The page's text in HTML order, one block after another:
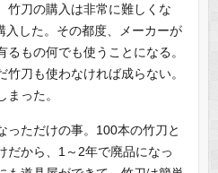
竹刀の購入は非常に難しくな
入した。その都度、メーカーが
もの何でも使うことになる。
刀も使わなければ成らない。
った。
っただけの事。100本の竹刀と
だから、1～2年で廃品になっ